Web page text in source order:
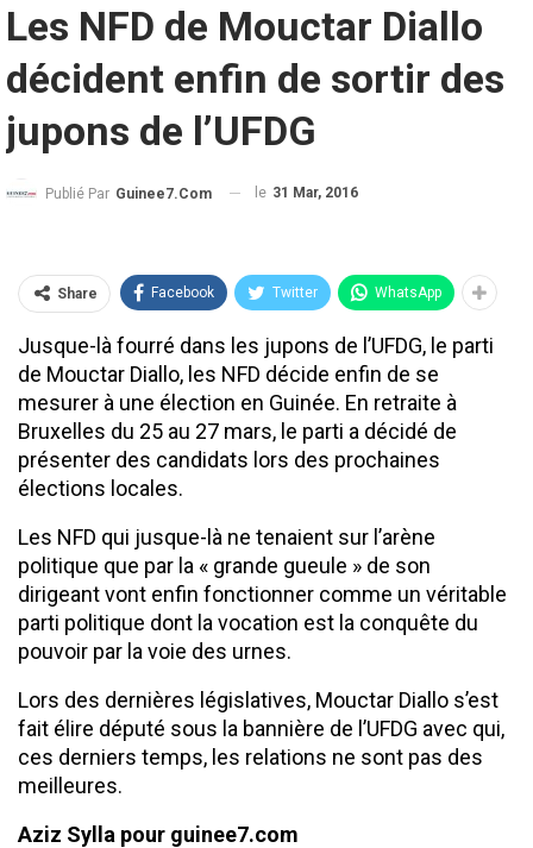
Les NFD de Mouctar Diallo
décident enfin de sortir des
jupons de l’UFDG
Publié Par Guinee7.com le 31 Mar, 2016
Share Facebook Twitter WhatsApp
Jusque-là fourré dans les jupons de l’UFDG, le parti
de Mouctar Diallo, les NFD décide enfin de se
mesurer à une élection en Guinée. En retraite à
Bruxelles du 25 au 27 mars, le parti a décidé de
présenter des candidats lors des prochaines
élections locales.
Les NFD qui jusque-là ne tenaient sur l’arène
politique que par la « grande gueule » de son
dirigeant vont enfin fonctionner comme un véritable
parti politique dont la vocation est la conquête du
pouvoir par la voie des urnes.
Lors des dernières législatives, Mouctar Diallo s’est
fait élire député sous la bannière de l’UFDG avec qui,
ces derniers temps, les relations ne sont pas des
meilleures.
Aziz Sylla pour guinee7.com